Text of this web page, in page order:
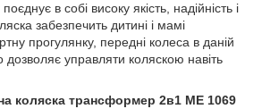
поєднує в собі високу якість, надійність і
забезпечить дитині і мамі
прогулянку, передні колеса в даній
дозволяє управляти коляскою навіть
коляска трансформер 2в1 ME 1069